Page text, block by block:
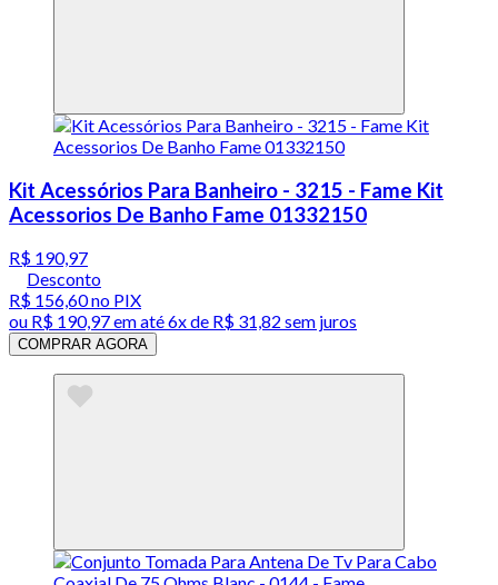
Kit Acessórios Para Banheiro - 3215 - Fame Kit
Acessorios De Banho Fame 01332150
R$ 190,97
Desconto
R$ 156,60no PIX
ou R$ 190,97em até6x de R$ 31,82 sem juros
COMPRAR AGORA